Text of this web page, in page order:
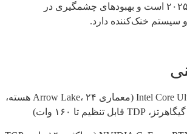
جانشین مدل محبوب ۲۰۲۵ است و بهبودهای چشمگیری در
سیستم خنک‌کننده دارد.
Intel Core Ultra 9 285HX (معماری Arrow Lake، ۲۴ هسته،